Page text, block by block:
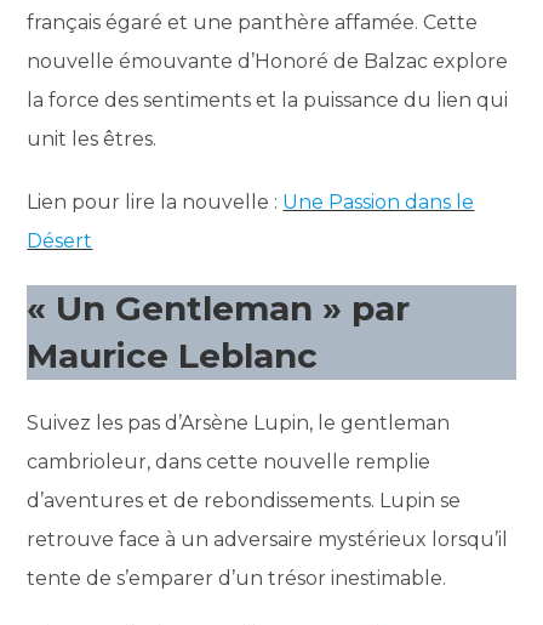
français égaré et une panthère affamée. Cette
nouvelle émouvante d’Honoré de Balzac explore
la force des sentiments et la puissance du lien qui
unit les êtres.
Lien pour lire la nouvelle : Une Passion dans le
Désert
« Un Gentleman » par
Maurice Leblanc
Suivez les pas d’Arsène Lupin, le gentleman
cambrioleur, dans cette nouvelle remplie
d’aventures et de rebondissements. Lupin se
retrouve face à un adversaire mystérieux lorsqu’il
tente de s’emparer d’un trésor inestimable.